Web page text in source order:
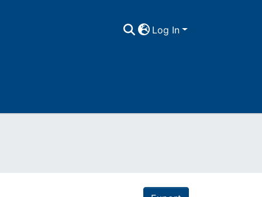
Log In